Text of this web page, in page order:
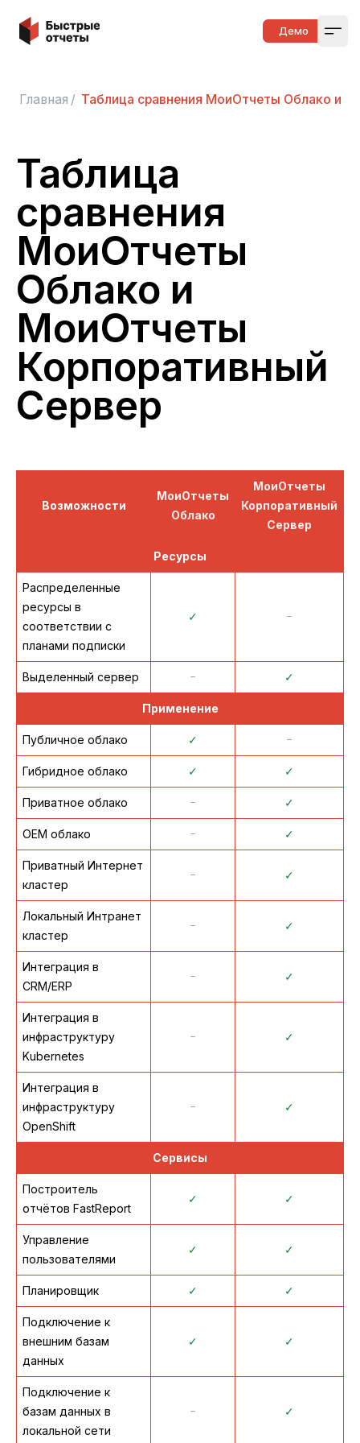
Быстрые отчеты Демо
Главная / Таблица сравнения МоиОтчеты Облако и
Таблица
сравнения
МоиОтчеты
Облако и
МоиОтчеты
Корпоративный
Сервер
Возможности
МоиОтчеты
Облако
МоиОтчеты
Корпоративный
Сервер
Ресурсы
Распределенные
ресурсы в
соответствии с
планами подписки
✓ ᠆
Выделенный сервер ᠆ ✓
Применение
Публичное облако ✓ ᠆
Гибридное облако ✓ ✓
Приватное облако ᠆ ✓
OEM облако ᠆ ✓
Приватный Интернет
кластер
᠆ ✓
Локальный Интранет
кластер
᠆ ✓
Интеграция в
CRM/ERP
᠆ ✓
Интеграция в
инфраструктуру
Kubernetes
᠆ ✓
Интеграция в
инфраструктуру
OpenShift
᠆ ✓
Сервисы
Построитель
отчётов FastReport
✓ ✓
Управление
пользователями
✓ ✓
Планировщик ✓ ✓
Подключение к
внешним базам
данных
✓ ✓
Подключение к
базам данных в
локальной сети
᠆ ✓